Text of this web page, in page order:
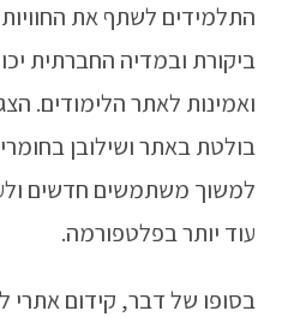
התלמידים לשתף את
ביקורת ובמדיה החברתית
ואמינות לאתר הלימודים.
בולטת באתר ושילובן
למשוך משתמשים חדשים
עוד יותר בפלטפורמה.
בסופו של דבר, קידום אתרי